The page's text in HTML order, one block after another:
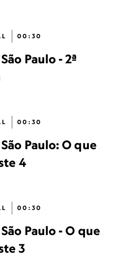
00:30
Paulo - 2ª
00:30
Paulo: O que
4
00:30
Paulo - O que
3